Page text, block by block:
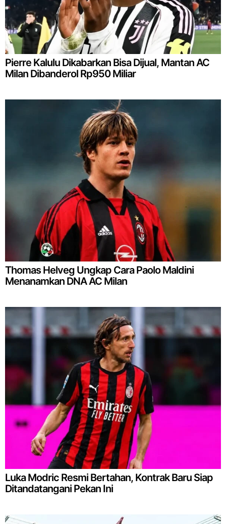
Pierre Kalulu Dikabarkan Bisa Dijual, Mantan AC
Milan Dibanderol Rp950 Miliar
Thomas Helveg Ungkap Cara Paolo Maldini
Menanamkan DNA AC Milan
Luka Modric Resmi Bertahan, Kontrak Baru Siap
Ditandatangani Pekan Ini